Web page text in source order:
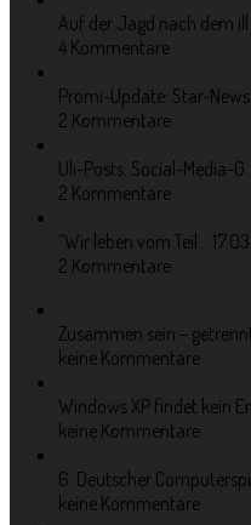
Auf der Jagd nach dem ill...
4 Kommentare
Promi-Update: Star-News
2 Kommentare
Uli-Posts: Social-Media-G...
2 Kommentare
“Wir leben vom Teil...
2 Kommentare
Zusammen sein – getrennt
keine Kommentare
Windows XP findet kein
keine Kommentare
6. Deutscher
keine Kommentare